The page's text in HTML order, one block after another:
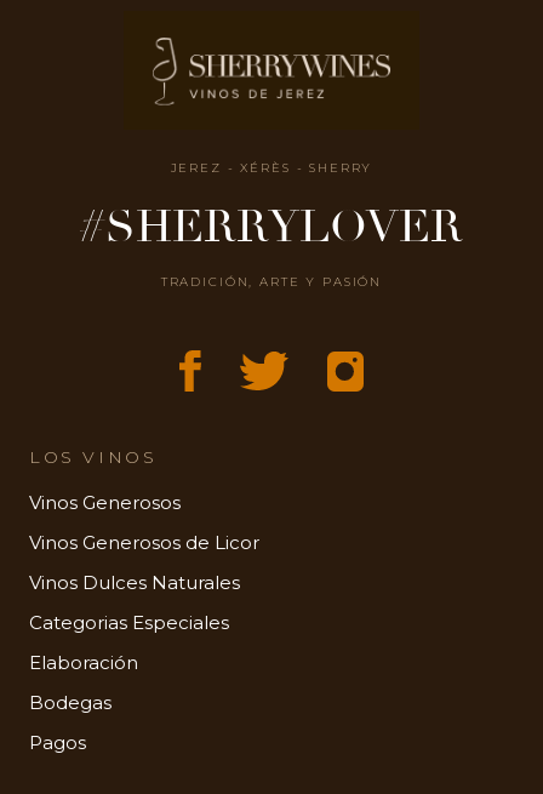
JEREZ - XÉRÈS - SHERRY
#SHERRYLOVER
TRADICIÓN, ARTE Y PASIÓN
LOS VINOS
Vinos Generosos
Vinos Generosos de Licor
Vinos Dulces Naturales
Categorias Especiales
Elaboración
Bodegas
Pagos